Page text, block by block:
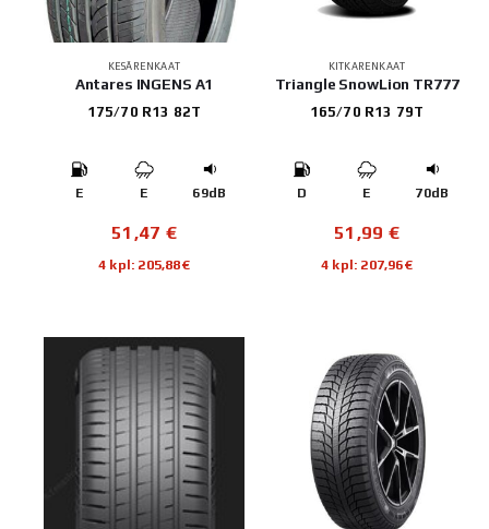
KESÄRENKAAT
Antares INGENS A1
175/70 R13 82T
E E 69dB
51,47 €
4 kpl: 205,88€
KITKARENKAAT
Triangle SnowLion TR777
165/70 R13 79T
D E 70dB
51,99 €
4 kpl: 207,96€